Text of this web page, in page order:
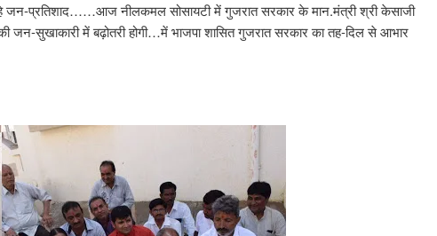
हे जन-प्रतिशाद……आज नीलकमल सोसायटी में गुजरात सरकार के मान.मंत्री श्री केसाजी
जन-सुखाकारी में बढ़ोतरी होगी…में भाजपा शासित गुजरात सरकार का तह-दिल से आभार